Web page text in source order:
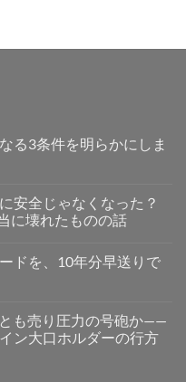
る3条件を明らかにしま
安全じゃなくなった？
に壊れたものの話
ドを、10年分早送りで
も売り圧力の号砲か——
ン大口ホルダーの行方